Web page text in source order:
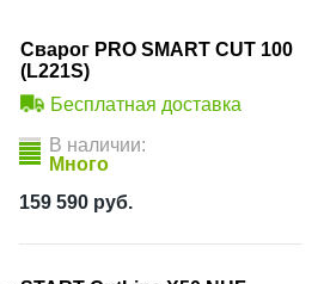
Сварог PRO SMART CUT 100
(L221S)
Бесплатная доставка
В наличии:
Много
159 590 руб.